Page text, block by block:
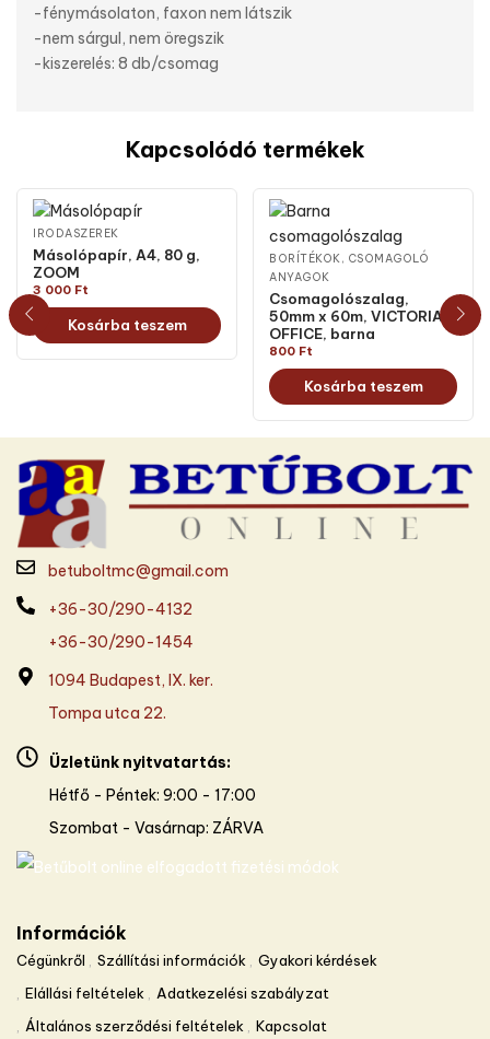
-fénymásolaton, faxon nem látszik
-nem sárgul, nem öregszik
-kiszerelés: 8 db/csomag
Kapcsolódó termékek
IRODASZEREK
Másolópapír, A4, 80 g,
ZOOM
3 000 Ft
Kosárba teszem
BORÍTÉKOK, CSOMAGOLÓ
ANYAGOK
Csomagolószalag,
50mm x 60m, VICTORIA
OFFICE, barna
800 Ft
Kosárba teszem
betuboltmc@gmail.com
+36-30/290-4132
+36-30/290-1454
1094 Budapest, IX. ker.
Tompa utca 22.
Üzletünk nyitvatartás:
Hétfő - Péntek: 9:00 - 17:00
Szombat - Vasárnap: ZÁRVA
Információk
Cégünkről Szállítási információk
Gyakori kérdések
Elállási feltételek
Adatkezelési szabályzat
Általános szerződési feltételek
Kapcsolat